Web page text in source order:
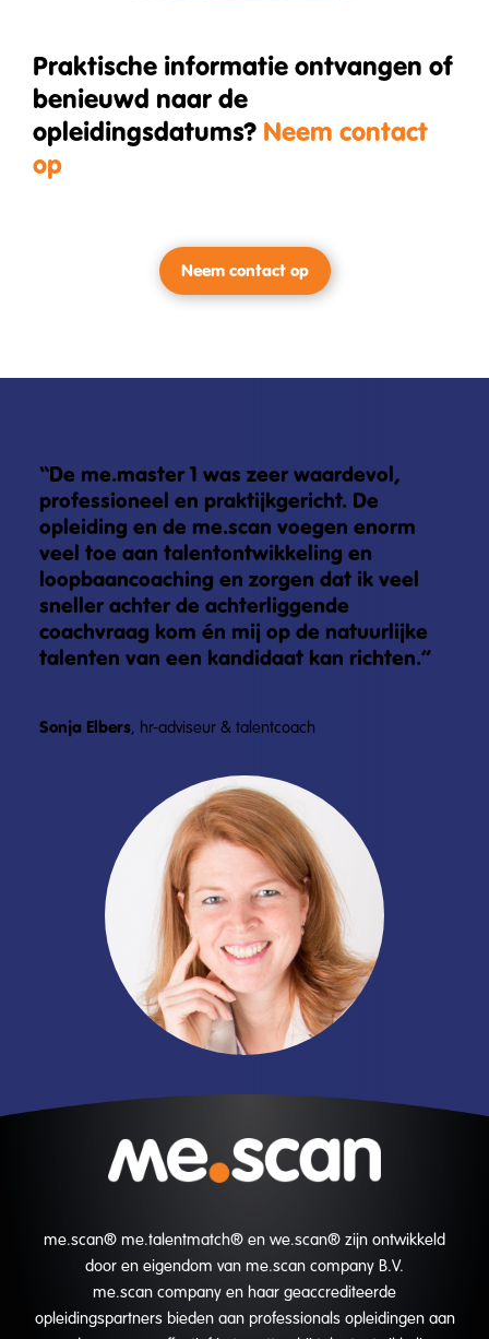
Praktische informatie ontvangen of
benieuwd naar de
opleidingsdatums? Neem contact
op
Neem contact op
“De me.master 1 was zeer waardevol,
professioneel en praktijkgericht. De
opleiding en de me.scan voegen enorm
veel toe aan talentontwikkeling en
loopbaancoaching en zorgen dat ik veel
sneller achter de achterliggende
coachvraag kom én mij op de natuurlijke
talenten van een kandidaat kan richten.”
Sonja Elbers, hr-adviseur & talentcoach
me.scan® me.talentmatch® en we.scan® zijn ontwikkeld
door en eigendom van me.scan company B.V.
me.scan company en haar geaccrediteerde
opleidingspartners bieden aan professionals opleidingen aan